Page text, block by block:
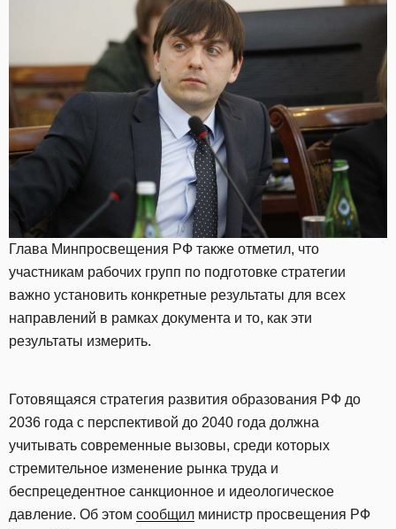
Глава Минпросвещения РФ также отметил, что
участникам рабочих групп по подготовке стратегии
важно установить конкретные результаты для всех
направлений в рамках документа и то, как эти
результаты измерить.
Готовящаяся стратегия развития образования РФ до
2036 года с перспективой до 2040 года должна
учитывать современные вызовы, среди которых
стремительное изменение рынка труда и
беспрецедентное санкционное и идеологическое
давление. Об этом сообщил министр просвещения РФ